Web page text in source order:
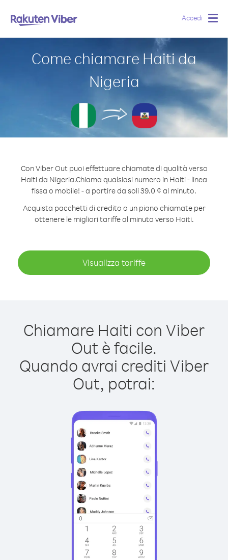
Accedi
Come chiamare Haiti da
Nigeria
Con Viber Out puoi effettuare chiamate di qualità verso
Haiti da Nigeria.Chiama qualsiasi numero in Haiti - linea
fissa o mobile! - a partire da soli 39.0 ¢ al minuto.
Acquista pacchetti di credito o un piano chiamate per
ottenere le migliori tariffe al minuto verso Haiti.
Visualizza tariffe
Chiamare Haiti con Viber
Out è facile.
Quando avrai crediti Viber
Out, potrai: